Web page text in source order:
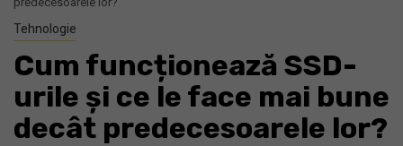
Tehnologie
Cum funcționează SSD-
urile și ce le face mai bune
decât predecesoarele lor?